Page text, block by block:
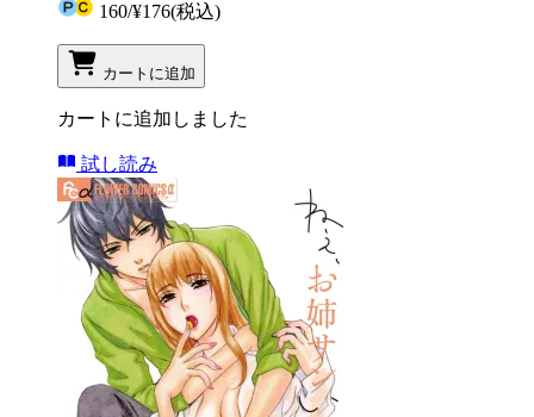
160/¥176(税込)
カートに追加
カートに追加しました
試し読み